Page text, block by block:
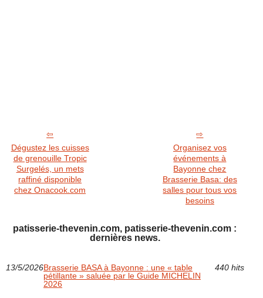
Dégustez les cuisses
de grenouille Tropic
Surgelés, un mets
raffiné disponible
chez Onacook.com
Organisez vos
événements à
Bayonne chez
Brasserie Basa: des
salles pour tous vos
besoins
patisserie-thevenin.com, patisserie-thevenin.com :
dernières news.
13/5/2026Brasserie BASA à Bayonne : une « table
pétillante » saluée par le Guide MICHELIN
2026
440 hits